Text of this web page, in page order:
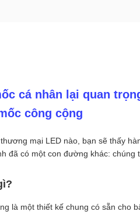
cá nhân lại quan
công cộng
mại LED nào, bạn sẽ thấy
đã có một con đường khác: chúng
là một thiết kế chung có sẵn cho